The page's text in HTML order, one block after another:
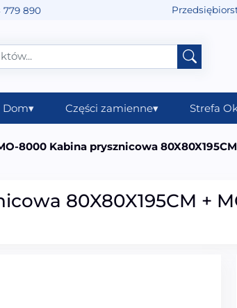
779 890
Dom▾ Części zamienne▾ Strefa
8000 Kabina prysznicowa
80X80X195CM +